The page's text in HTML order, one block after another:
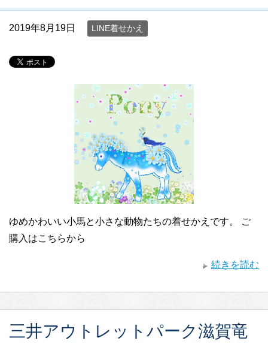
2019年8月19日 LINE着せかえ
ゆめかわいい小馬と小さな動物たちの着せかえです。 ご
購入はこちらから
続きを読む
三井アウトレットパーク滋賀竜